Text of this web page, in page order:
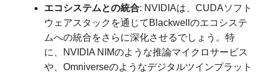
エコシステムとの統合: NVIDIAは、CUDAソフト
ウェアスタックを通じてBlackwellのエコシステ
ムへの統合をさらに深化させるでしょう。特
に、NVIDIA NIMのような推論マイクロサービス
や、Omniverseのようなデジタルツインプラット